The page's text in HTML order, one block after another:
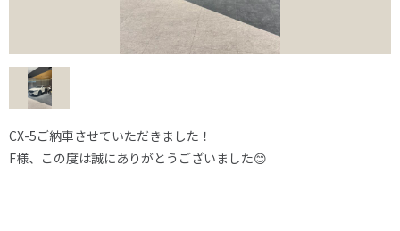
CX-5ご納車させていただきました！
F様、この度は誠にありがとうございました😊